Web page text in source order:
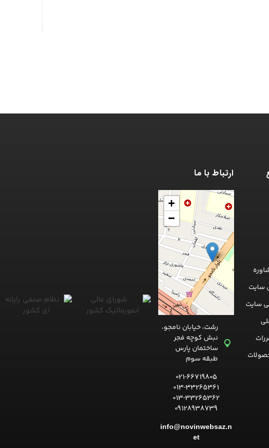
سایت
سایت
ارتباط با ما
+
−
رشت، خیابان نامجو،
نبش کوچه فجر
ساختمان پارس
طبقه سوم
021-66719805
013-33265361
013-33265362
09128938739
info@novinwebsaz.n
et